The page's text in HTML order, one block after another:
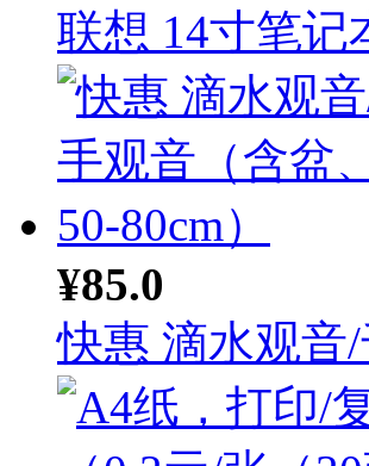
联想 14寸笔记
¥85.0
快惠 滴水观音